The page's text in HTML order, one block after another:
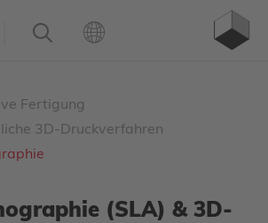
Fertigung
3D-Druckverfahren
(SLA) & 3D-